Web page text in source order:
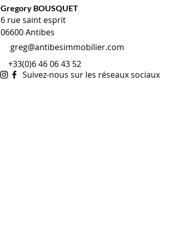
Gregory BOUSQUET
6 rue saint esprit
06600 Antibes
greg@antibesimmobilier.com
+33(0)6 46 06 43 52
Suivez-nous sur les réseaux sociaux